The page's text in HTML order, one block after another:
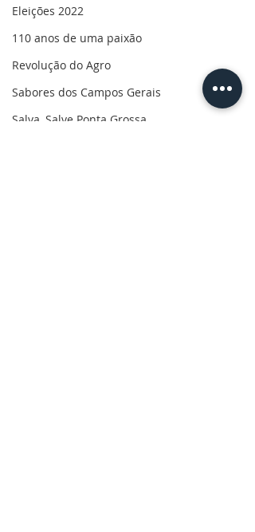
Eleições 2022
110 anos de uma paixão
Revolução do Agro
Sabores dos Campos Gerais
Salva, Salve Ponta Grossa